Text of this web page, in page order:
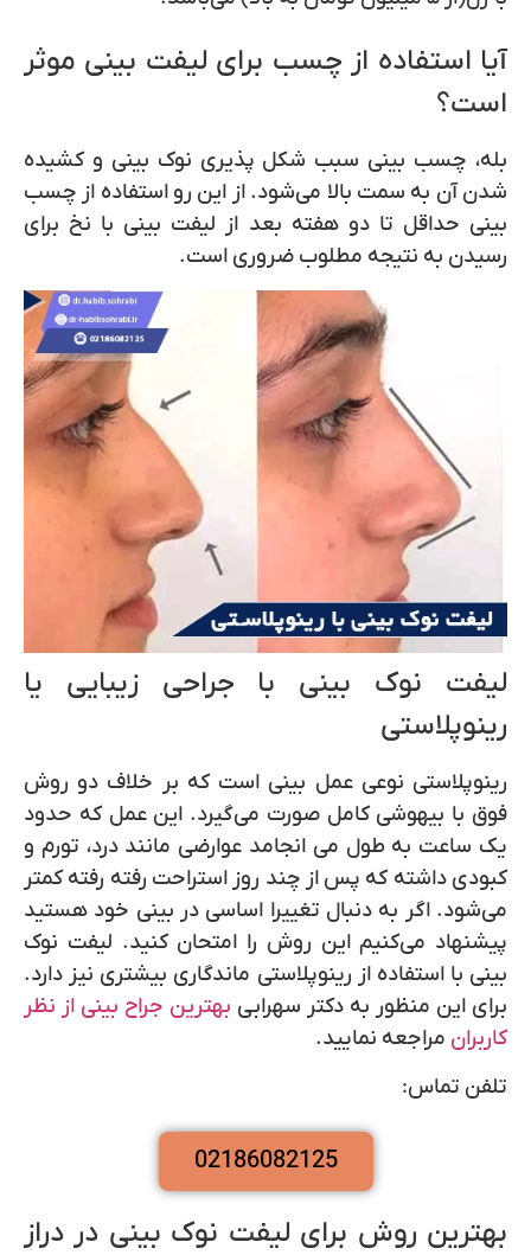
آیا استفاده از چسب برای لیفت بینی موثر
است؟
بله، چسب بینی سبب شکل پذیری نوک بینی و کشیده
شدن آن به سمت بالا می‌شود. از این رو استفاده از چسب
بینی حداقل تا دو هفته بعد از لیفت بینی با نخ برای
رسیدن به نتیجه مطلوب ضروری است.
لیفت نوک بینی با جراحی زیبایی یا
رینوپلاستی
رینوپلاستی نوعی عمل بینی است که بر خلاف دو روش
فوق با بیهوشی کامل صورت می‌گیرد. این عمل که حدود
یک ساعت به طول می انجامد عوارضی مانند درد، تورم و
کبودی داشته که پس از چند روز استراحت رفته رفته کمتر
می‌شود. اگر به دنبال تغییرا اساسی در بینی خود هستید
پیشنهاد می‌کنیم این روش را امتحان کنید. لیفت نوک
بینی با استفاده از رینوپلاستی ماندگاری بیشتری نیز دارد.
برای این منظور به دکتر سهرابی بهترین جراح بینی از نظر
کاربران مراجعه نمایید.
تلفن تماس:
02186082125
بهترین روش برای لیفت نوک بینی در دراز